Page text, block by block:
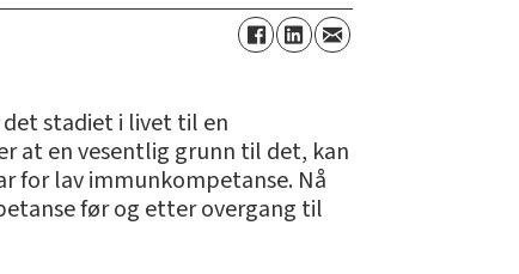
stadiet i livet til en
at en vesentlig grunn til det, kan
for lav immunkompetanse. Nå
før og etter overgang til